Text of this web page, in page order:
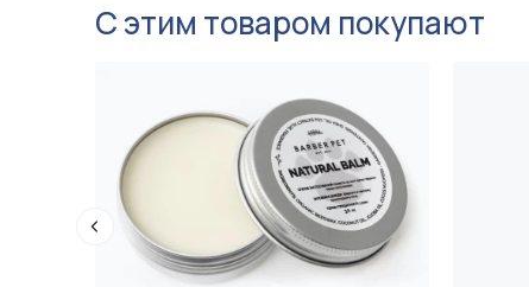
С этим товаром покупают